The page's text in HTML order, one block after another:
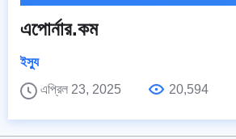
এপোর্নার.কম
ইস্যু
এপ্রিল 23, 2025
20,594